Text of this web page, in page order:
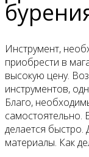
Инструмент,
приобрести в
высокую цену.
инструментов,
Благо,
самостоятельно.
делается быстро.
материалы. Как